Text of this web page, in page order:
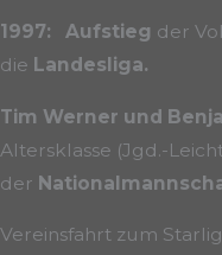
1997: Aufstieg der
die Landesliga.
Tim Werner und
Altersklasse (Jgd.-
der
Vereinsfahrt zum